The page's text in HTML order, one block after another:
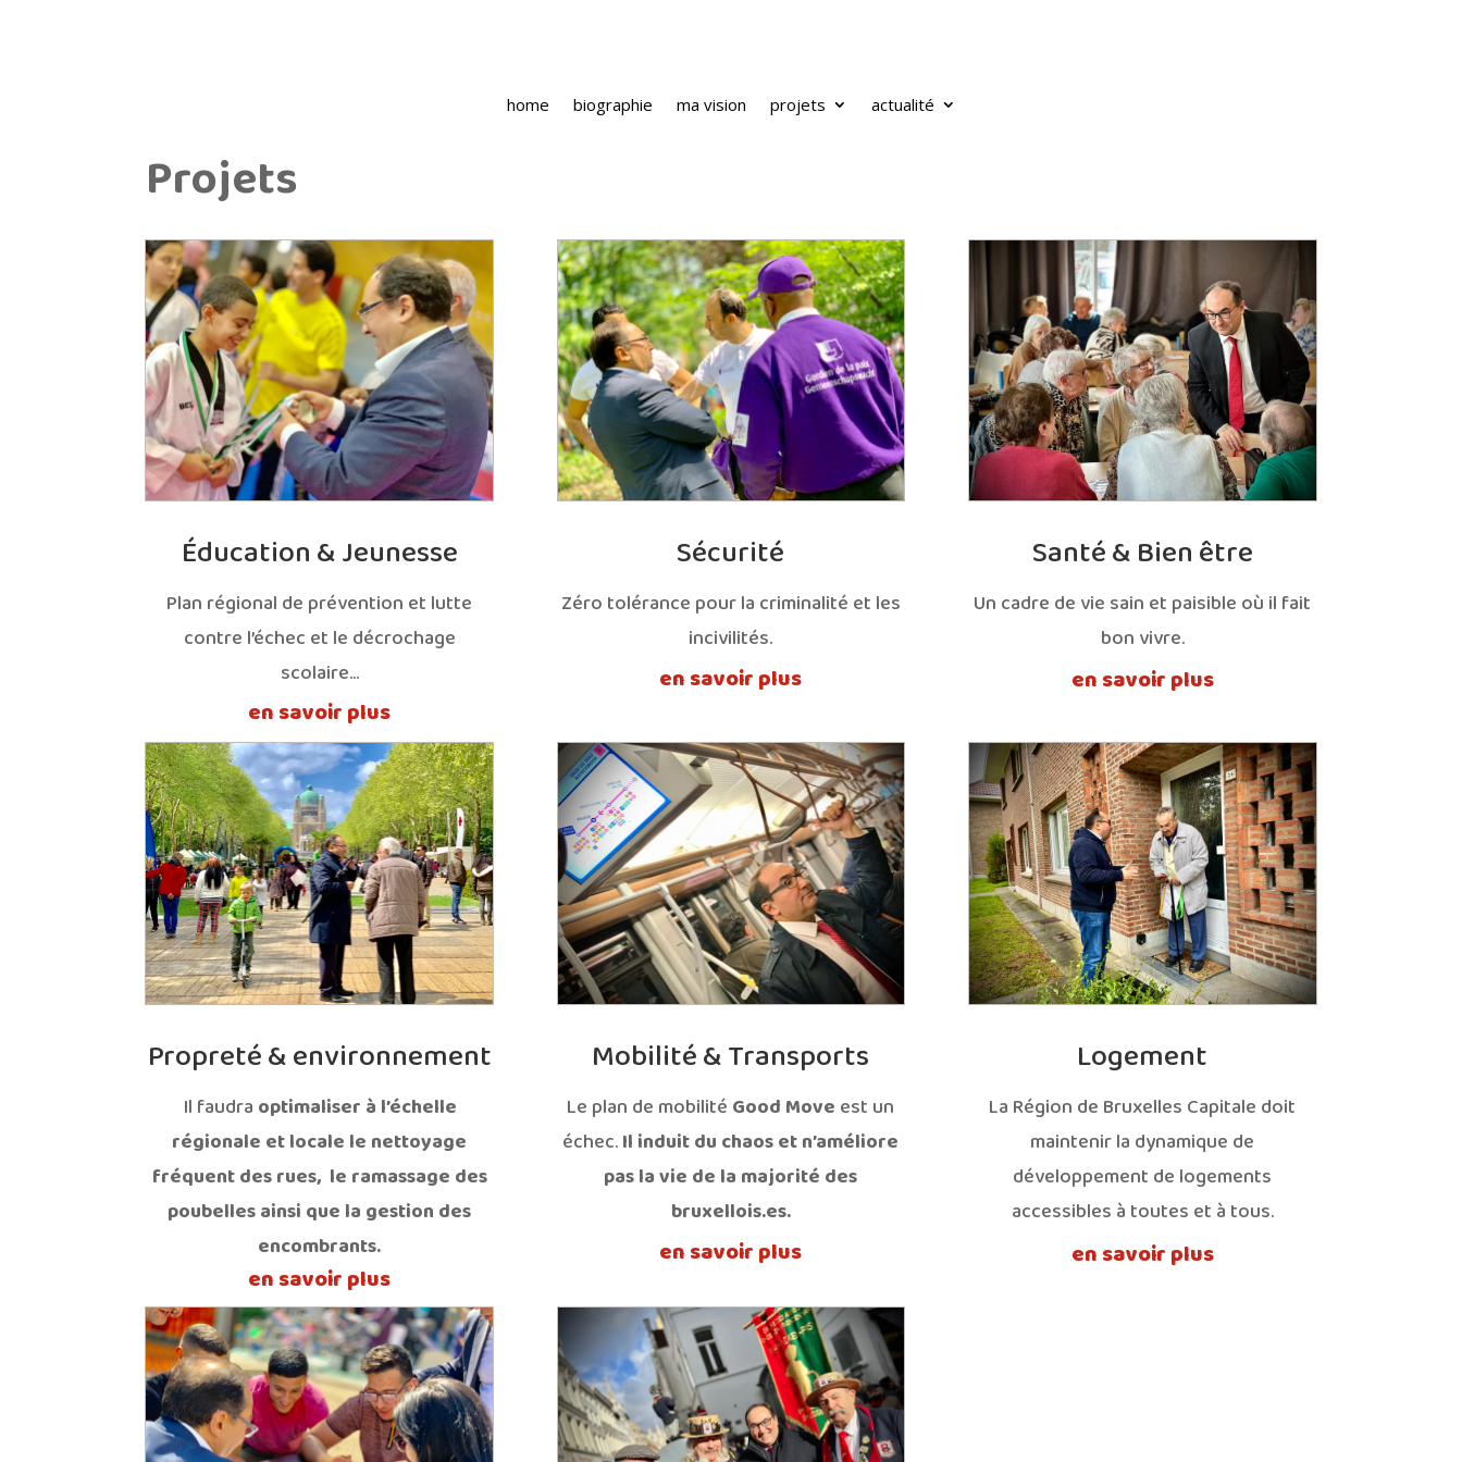
home biographie ma vision projets actualité
Projets
Éducation & Jeunesse
Plan régional de prévention et lutte
contre l’échec et le décrochage
scolaire…
en savoir plus
Sécurité
Zéro tolérance pour la criminalité et les
incivilités.
en savoir plus
Santé & Bien être
Un cadre de vie sain et paisible où il fait
bon vivre.
en savoir plus
Propreté & environnement
Il faudra optimaliser à l’échelle
régionale et locale le nettoyage
fréquent des rues, le ramassage des
poubelles ainsi que la gestion des
encombrants.
en savoir plus
Mobilité & Transports
Le plan de mobilité Good Move est un
échec.Il induit du chaos et n’améliore
pas la vie de la majorité des
bruxellois.es.
en savoir plus
Logement
La Région de Bruxelles Capitale doit
maintenir la dynamique de
développement de logements
accessibles à toutes et à tous.
en savoir plus